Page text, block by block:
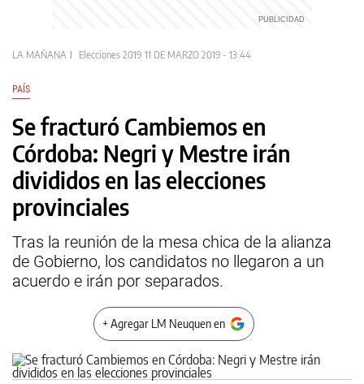
LA MAÑANA Elecciones 2019 11 DE MARZO 2019 - 13:44
PAÍS
Se fracturó Cambiemos en
Córdoba: Negri y Mestre irán
divididos en las elecciones
provinciales
Tras la reunión de la mesa chica de la alianza
de Gobierno, los candidatos no llegaron a un
acuerdo e irán por separados.
+ Agregar LM Neuquen en